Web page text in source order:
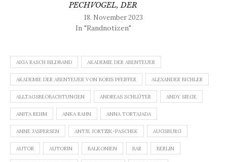
PECHVOGEL, DER
18. November 2023
In "Randnotizen"
AIGA RASCH BILDBAND AKADEMIE DER ABENTEUER
AKADEMIE DER ABENTEUER VON BORIS PFEIFFER ALEXANDER BICHLER
ALLTAGSBEOBACHTUNGEN ANDREAS SCHLÜTER ANDY SIEGE
ANITA REHM ANKA RAHN ANNA TORTAJADA
ANNE JASPERSEN ANTJE JORTZIK-PASCHEK AUGSBURG
AUTOR AUTORIN BALKONIEN BAR BERLIN